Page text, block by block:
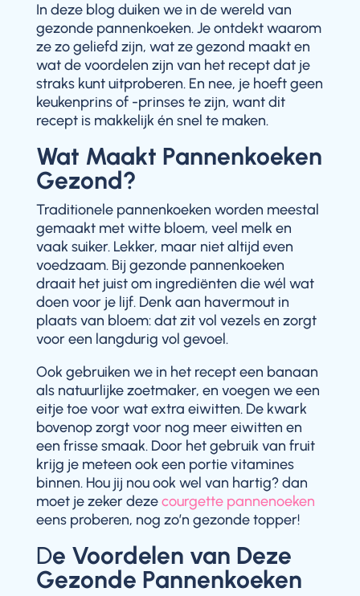
In deze blog duiken we in de wereld van
gezonde pannenkoeken. Je ontdekt waarom
ze zo geliefd zijn, wat ze gezond maakt en
wat de voordelen zijn van het recept dat je
straks kunt uitproberen. En nee, je hoeft geen
keukenprins of -prinses te zijn, want dit
recept is makkelijk én snel te maken.
Wat Maakt Pannenkoeken
Gezond?
Traditionele pannenkoeken worden meestal
gemaakt met witte bloem, veel melk en
vaak suiker. Lekker, maar niet altijd even
voedzaam. Bij gezonde pannenkoeken
draait het juist om ingrediënten die wél wat
doen voor je lijf. Denk aan havermout in
plaats van bloem: dat zit vol vezels en zorgt
voor een langdurig vol gevoel.
Ook gebruiken we in het recept een banaan
als natuurlijke zoetmaker, en voegen we een
eitje toe voor wat extra eiwitten. De kwark
bovenop zorgt voor nog meer eiwitten en
een frisse smaak. Door het gebruik van fruit
krijg je meteen ook een portie vitamines
binnen. Hou jij nou ook wel van hartig? dan
moet je zeker dezecourgette pannenoeken
eens proberen, nog zo’n gezonde topper!
De Voordelen van Deze
Gezonde Pannenkoeken